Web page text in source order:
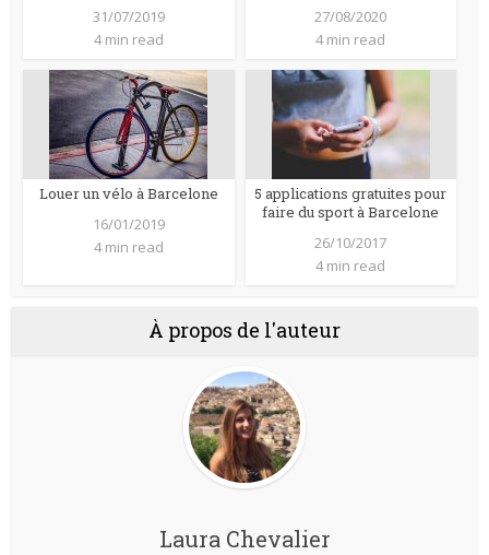
31/07/2019
4 min read
27/08/2020
4 min read
Louer un vélo à Barcelone
16/01/2019
4 min read
5 applications gratuites pour
faire du sport à Barcelone
26/10/2017
4 min read
À propos de l'auteur
Laura Chevalier